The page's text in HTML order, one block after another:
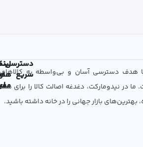
از سال 1399 با هدف دسترسی آسان و بی‌واسطه به کالاهای
در نیدومارکت، دغدغه اصالت کالا را برای شما
بهترین‌های بازار جهانی را در خانه داشته باشید.
دسترسی
سریع